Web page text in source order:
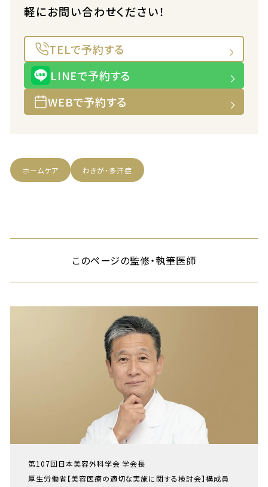
軽にお問い合わせください！
TELで予約する
LINEで予約する
WEBで予約する
ホームケア わきが・多汗症
このページの監修・執筆医師
第107回日本美容外科学会 学会長
厚生労働省【美容医療の適切な実施に関する検討会】構成員